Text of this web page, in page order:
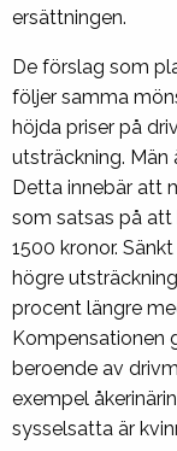
ersättningen.
De förslag som
följer samma
höjda priser på
utsträckning. Män
Detta innebär att
som satsas på att
1500 kronor.
högre
procent längre
Kompensationen
beroende av
exempel
sysselsatta är